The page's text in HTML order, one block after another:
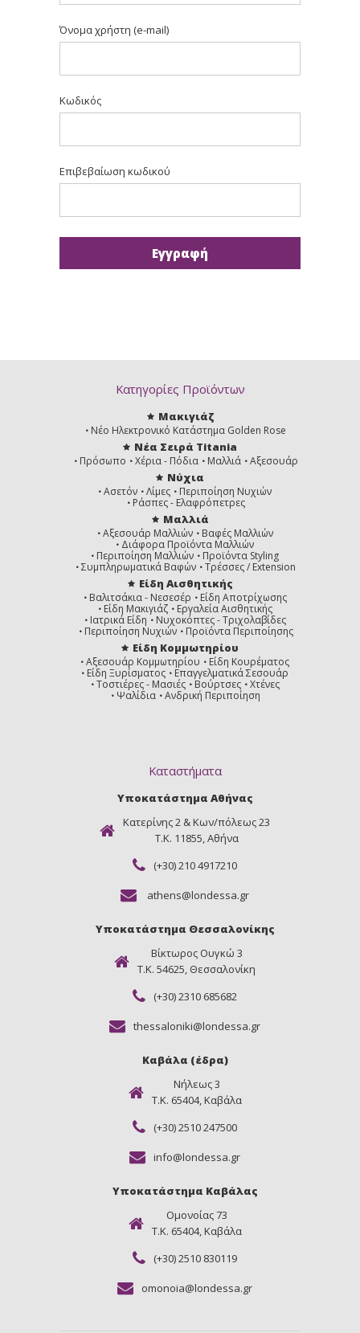
Όνομα χρήστη (e-mail)
Κωδικός
Επιβεβαίωση κωδικού
Κατηγορίες Προϊόντων
Μακιγιάζ
Νέο Ηλεκτρονικό Κατάστημα Golden Rose
Νέα Σειρά Titania
Πρόσωπο Χέρια - Πόδια Μαλλιά Αξεσουάρ
Νύχια
Ασετόν Λίμες
Περιποίηση Νυχιών
Ράσπες - Ελαφρόπετρες
Μαλλιά
Αξεσουάρ Μαλλιών
Βαφές Μαλλιών
Διάφορα Προϊόντα Μαλλιών
Περιποίηση Μαλλιών
Προϊόντα Styling
Συμπληρωματικά Βαφών
Τρέσσες / Extension
Είδη Αισθητικής
Βαλιτσάκια - Νεσεσέρ
Είδη Αποτρίχωσης
Είδη Μακιγιάζ
Εργαλεία Αισθητικής
Ιατρικά Είδη
Νυχοκόπτες - Τριχολαβίδες
Περιποίηση Νυχιών
Προϊόντα Περιποίησης
Είδη Κομμωτηρίου
Αξεσουάρ Κομμωτηρίου
Είδη Κουρέματος
Είδη Ξυρίσματος
Επαγγελματικά Σεσουάρ
Τοστιέρες - Μασιές
Βούρτσες
Χτένες
Ψαλίδια
Ανδρική Περιποίηση
Καταστήματα
Υποκατάστημα Αθήνας
Κατερίνης 2 & Κων/πόλεως 23
Τ.Κ. 11855, Αθήνα
(+30) 210 4917210
athens@londessa.gr
Υποκατάστημα Θεσσαλονίκης
Βίκτωρος Ουγκώ 3
Τ.Κ. 54625, Θεσσαλονίκη
(+30) 2310 685682
thessaloniki@londessa.gr
Καβάλα (έδρα)
Νήλεως 3
Τ.Κ. 65404, Καβάλα
(+30) 2510 247500
info@londessa.gr
Υποκατάστημα Καβάλας
Ομονοίας 73
Τ.Κ. 65404, Καβάλα
(+30) 2510 830119
omonoia@londessa.gr